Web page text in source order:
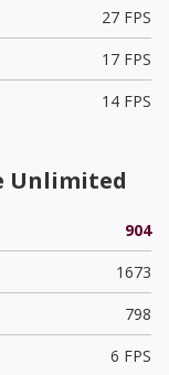
27 FPS
17 FPS
14 FPS
Unlimited
904
1673
798
6 FPS